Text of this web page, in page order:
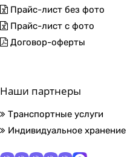
Прайс-лист без фото
Прайс-лист с фото
Договор-оферты
Наши партнеры
Транспортные услуги
Индивидуальное хранение